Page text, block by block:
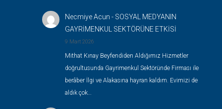
Necmiye Acun - SOSYAL MEDYANIN
GAYRİMENKUL SEKTÖRÜNE ETKİSİ
9 Mart 2026
Mithat Kınay Beyfendiden Aldığımız Hizmetler
doğrultusunda Gayrimenkul Sektöründe Firması ile
berâber İlgi ve Alakasına hayran kaldım. Evimizi de
aldık çok…